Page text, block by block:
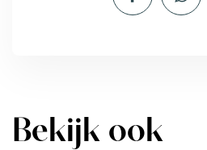
Bekijk ook